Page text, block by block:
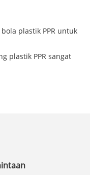
plastik PPR untuk
plastik PPR sangat